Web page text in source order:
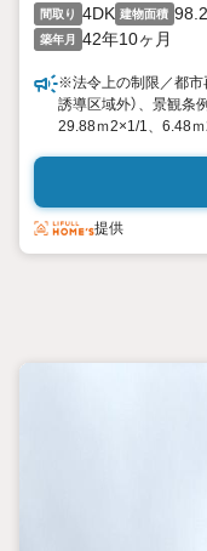
間取り 4DK 建物面積
築年月 42年10ヶ月
※法令上の制限／都市
誘導区域外）、景観
29.88ｍ2×1/1、6.48
増築部分未登記有
明が必要となります
います。
提供